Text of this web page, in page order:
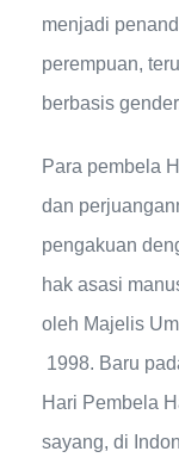
menjadi
perempuan,
berbasis
Para pembela
dan
pengakuan
hak asasi
oleh Majelis
1998. Baru
Hari Pembela
sayang, di